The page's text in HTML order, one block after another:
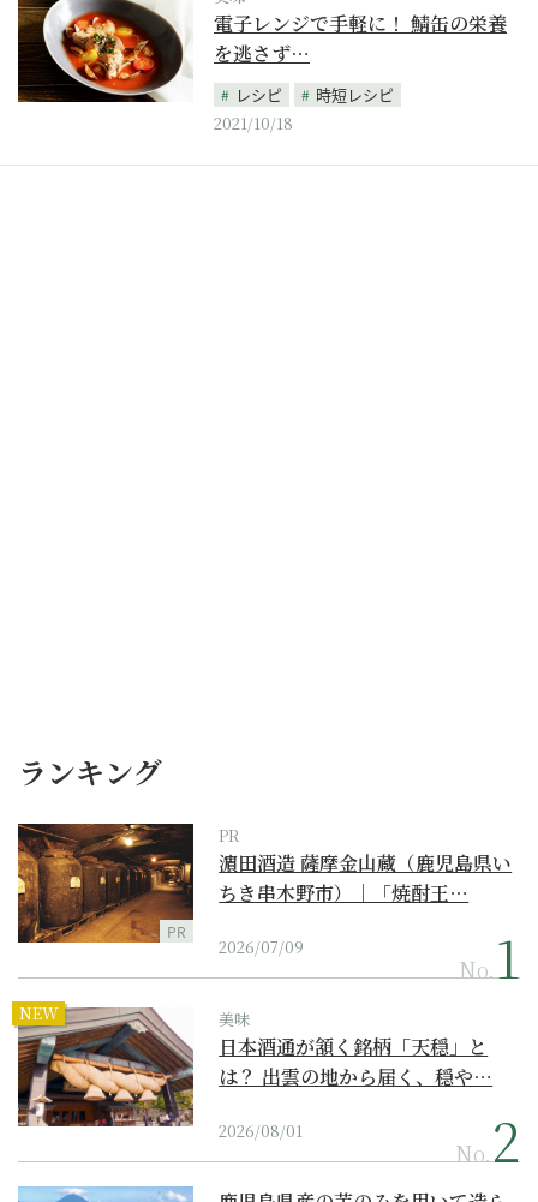
電子レンジで手軽に！ 鯖缶の栄養
を逃さず…
レシピ
時短レシピ
2021/10/18
ランキング
PR
PR
濵田酒造 薩摩金山蔵（鹿児島県い
ちき串木野市）｜「焼酎王…
2026/07/09
No.
NEW 美味
日本酒通が頷く銘柄「天穏」と
は？ 出雲の地から届く、穏や…
2026/08/01
No.